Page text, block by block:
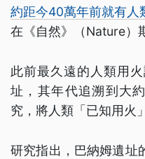
約距今40萬年前就有人
在《自然》（Nature）
此前最久遠的人類用
址，其年代追溯到大
究，將人類「已知用火
研究指出，巴納姆遺址